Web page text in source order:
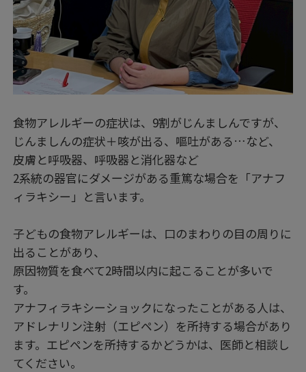
食物アレルギーの症状は、9割がじんましんですが、
じんましんの症状＋咳が出る、嘔吐がある…など、
皮膚と呼吸器、呼吸器と消化器など
2系統の器官にダメージがある重篤な場合を「アナフ
ィラキシー」と言います。
子どもの食物アレルギーは、口のまわりの目の周りに
出ることがあり、
原因物質を食べて2時間以内に起こることが多いで
す。
アナフィラキシーショックになったことがある人は、
アドレナリン注射（エピペン）を所持する場合があり
ます。エピペンを所持するかどうかは、医師と相談し
てください。